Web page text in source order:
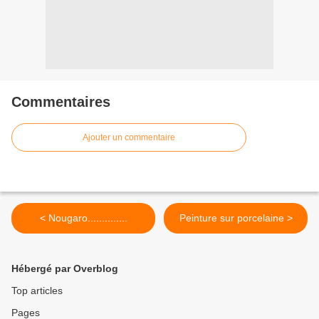
Commentaires
Ajouter un commentaire
< Nougaro.............. Peinture sur porcelaine >
Hébergé par Overblog
Top articles
Pages